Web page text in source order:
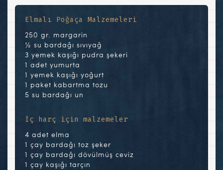
Elmalı Poğaça Malzemeleri
250 gr. margarin
½ su bardağı sıvıyağ
3 yemek kaşığı pudra şekeri
1 adet yumurta
1 yemek kaşığı yoğurt
1 paket kabartma tozu
5 su bardağı un
İç harç için malzemeler
4 adet elma
1 çay bardağı toz şeker
1 çay bardağı dövülmüş ceviz
1 çay kaşığı tarçın